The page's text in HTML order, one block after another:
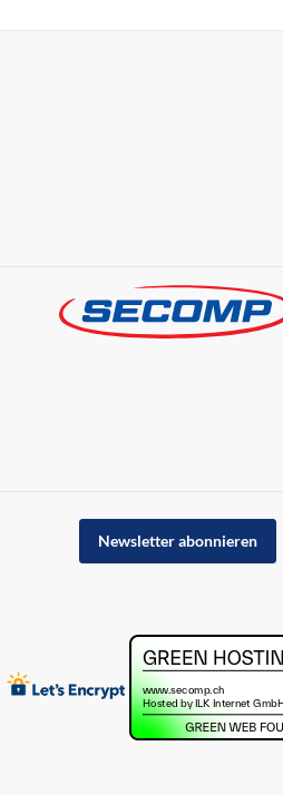
Newsletter abonnieren